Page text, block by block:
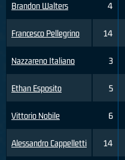
Brandon Walters
Francesco Pellegrino
Nazzareno Italiano
Ethan Esposito
Vittorio Nobile
Alessandro Cappelletti
4
14
3
5
6
14